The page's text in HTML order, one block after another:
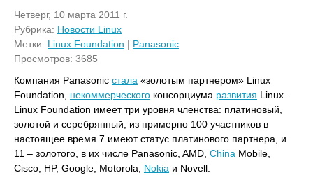
Четверг, 10 марта 2011 г.
Рубрика: Новости Linux
Метки: Linux Foundation | Panasonic
Просмотров: 3685
Компания Panasonic стала «золотым партнером» Linux
Foundation, некоммерческого консорциума развития Linux.
Linux Foundation имеет три уровня членства: платиновый,
золотой и серебрянный; из примерно 100 участников в
настоящее время 7 имеют статус платинового партнера, и
11 – золотого, в их числе Panasonic, AMD, China Mobile,
Cisco, HP, Google, Motorola, Nokia и Novell.